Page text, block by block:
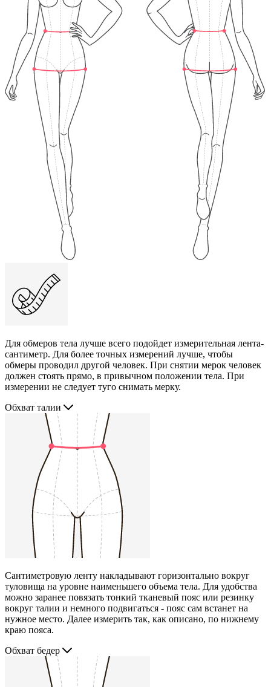
Для обмеров тела лучше всего подойдет измерительная лента-
сантиметр. Для более точных измерений лучше, чтобы
обмеры проводил другой человек. При снятии мерок человек
должен стоять прямо, в привычном положении тела. При
измерении не следует туго снимать мерку.
Обхват талии
Сантиметровую ленту накладывают горизонтально вокруг
туловища на уровне наименьшего объема тела. Для удобства
можно заранее повязать тонкий тканевый пояс или резинку
вокруг талии и немного подвигаться - пояс сам встанет на
нужное место. Далее измерить так, как описано, по нижнему
краю пояса.
Обхват бедер